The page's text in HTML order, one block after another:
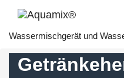
Wassermischgerät und